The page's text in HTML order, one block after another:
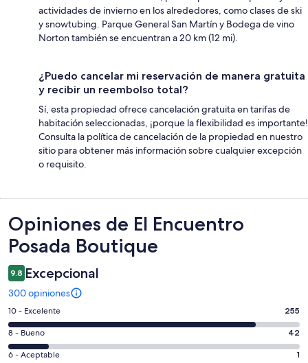
actividades de invierno en los alrededores, como clases de ski
y snowtubing. Parque General San Martín y Bodega de vino
Norton también se encuentran a 20 km (12 mi).
¿Puedo cancelar mi reservación de manera gratuita
y recibir un reembolso total?
Sí, esta propiedad ofrece cancelación gratuita en tarifas de
habitación seleccionadas, ¡porque la flexibilidad es importante!
Consulta la política de cancelación de la propiedad en nuestro
sitio para obtener más información sobre cualquier excepción
o requisito.
Opiniones
Opiniones de El Encuentro
Posada Boutique
9.8 Excepcional
300 opiniones
Puntuación
de
10,
es
10 - Excelente 255
Puntuación
de
8 - Bueno 42
Puntuación
6 - Aceptable 1